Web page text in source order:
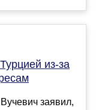
из-за
заявил,